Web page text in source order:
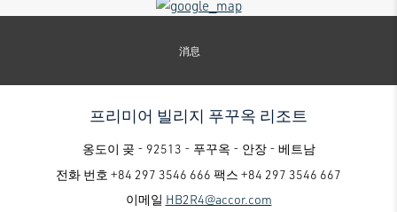
消息
프리미어 빌리지 푸꾸옥 리조트
옹도이 곶 - 92513 - 푸꾸옥 - 안장 - 베트남
전화 번호 +84 297 3546 666 팩스 +84 297 3546 667
이메일 HB2R4@accor.com